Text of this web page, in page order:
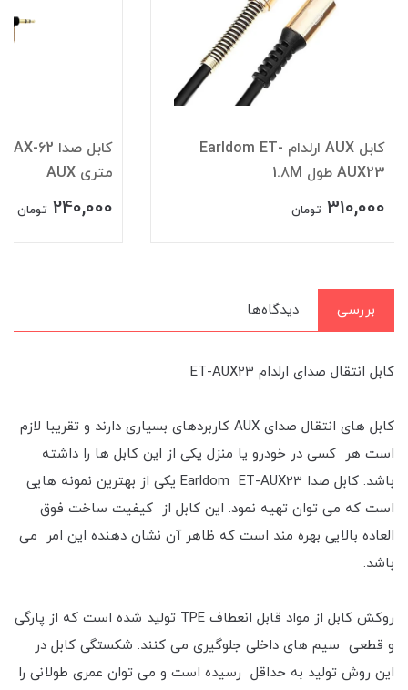
کابل AUX ارلدام Earldom ET-
AUX23 طول 1.8M
310,000 تومان
متری AUX
240,000 تومان
بررسی دیدگاه‌ها
کابل انتقال صدای ارلدام ET-AUX23
کابل های انتقال صدای AUX کاربردهای بسیاری دارند و تقریبا لازم
است هر کسی در خودرو یا منزل یکی از این کابل ها را داشته
باشد. کابل صدا Earldom ET-AUX23 یکی از بهترین نمونه هایی
است که می توان تهیه نمود. این کابل از کیفیت ساخت فوق
العاده بالایی بهره مند است که ظاهر آن نشان دهنده این امر می
باشد.
روکش کابل از مواد قابل انعطاف TPE تولید شده است که از پارگی
و قطعی سیم های داخلی جلوگیری می کنند. شکستگی کابل در
این روش تولید به حداقل رسیده است و می توان عمری طولانی را